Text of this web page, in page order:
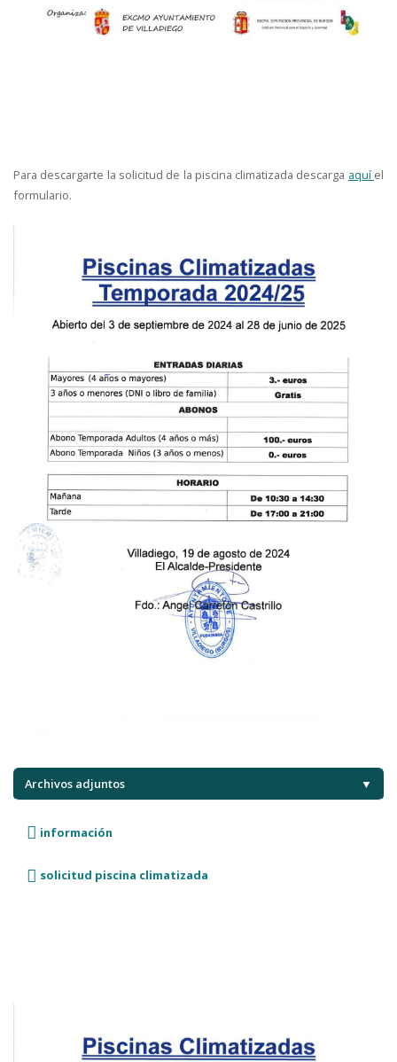
Para descargarte la solicitud de la piscina climatizada descarga aquí el
formulario.
Archivos adjuntos ▼
información
solicitud piscina climatizada